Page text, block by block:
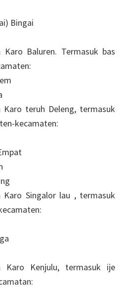
Bingai
Karo Baluren. Termasuk bas
Karo teruh Deleng, termasuk
kecamaten:
Karo Singalor lau , termasuk
Karo Kenjulu, termasuk ije